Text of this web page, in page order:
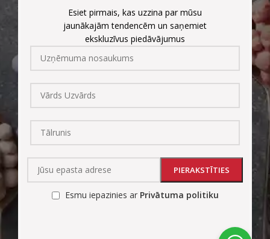
Esiet pirmais, kas uzzina par mūsu
jaunākajām tendencēm un saņemiet
ekskluzīvus piedāvājumus
Esmu iepazinies ar Privātuma politiku